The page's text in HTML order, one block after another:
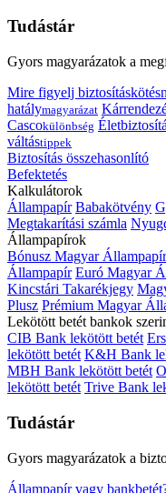
Tudástár
Gyors magyarázatok a
Mire figyelj
hatálymagyarázat
Cascokülönbség
váltástippek
Biztosítás összehasonlító
Befektetés
Kalkulátorok
Állampapír Babakötvény
Megtakarítási számla
Állampapírok
Bónusz Magyar Állampapír
Állampapír Euró Magyar
Kincstári Takarékjegy
Plusz Prémium Magyar
Lekötött betét bankok
CIB Bank lekötött betét
lekötött betét K&H Bank
MBH Bank lekötött betét
lekötött betét Trive Bank
Tudástár
Gyors magyarázatok a
Állampapír vagy